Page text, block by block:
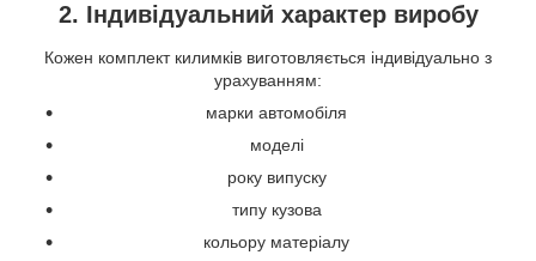
2. Індивідуальний характер виробу
Кожен комплект килимків виготовляється індивідуально з
урахуванням:
марки автомобіля
моделі
року випуску
типу кузова
кольору матеріалу